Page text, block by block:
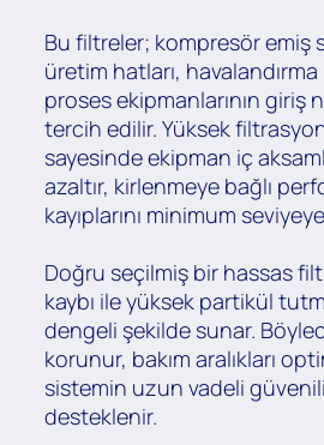
Bu filtreler; kompresör emiş
üretim hatları,
proses ekipmanlarının giriş
tercih edilir. Yüksek
sayesinde ekipman iç
azaltır, kirlenmeye bağlı
kayıplarını minimum
Doğru seçilmiş bir hassas
kaybı ile yüksek partikül
dengeli şekilde sunar.
korunur, bakım aralıkları
sistemin uzun vadeli
desteklenir.